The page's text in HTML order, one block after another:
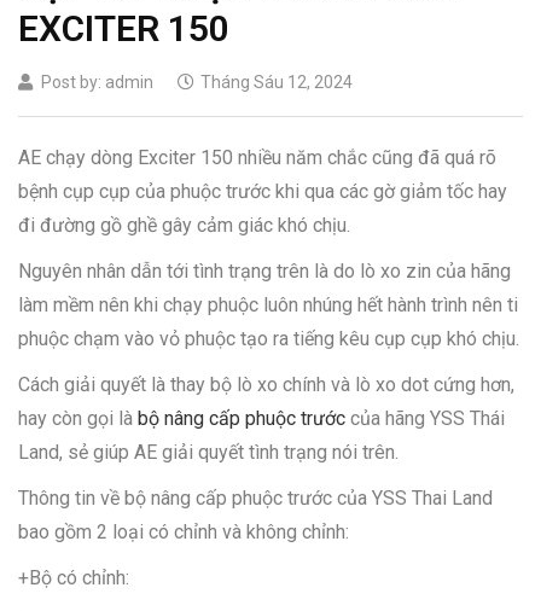
EXCITER 150
Post by: admin Tháng Sáu 12, 2024
AE chạy dòng Exciter 150 nhiều năm chắc cũng đã quá rõ
bệnh cụp cụp của phuộc trước khi qua các gờ giảm tốc hay
đi đường gồ ghề gây cảm giác khó chịu.
Nguyên nhân dẫn tới tình trạng trên là do lò xo zin của hãng
làm mềm nên khi chạy phuộc luôn nhúng hết hành trình nên ti
phuộc chạm vào vỏ phuộc tạo ra tiếng kêu cụp cụp khó chịu.
Cách giải quyết là thay bộ lò xo chính và lò xo dot cứng hơn,
hay còn gọi là bộ nâng cấp phuộc trước của hãng YSS Thái
Land, sẻ giúp AE giải quyết tình trạng nói trên.
Thông tin về bộ nâng cấp phuộc trước của YSS Thai Land
bao gồm 2 loại có chỉnh và không chỉnh:
+Bộ có chỉnh: